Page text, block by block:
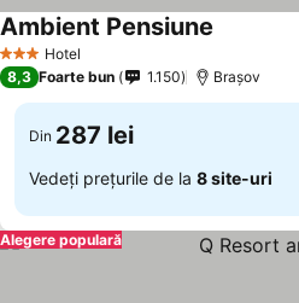
3 SteleHotel
Ambient Pensiune
8,3 Foarte bun 1.150 Brașov
Din 287 lei
Vedeți prețurile de la 8 site-uri
Alegere populară